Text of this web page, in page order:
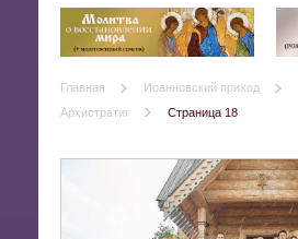
Главная Иоанновский приход
Архистратиг
Страница 18